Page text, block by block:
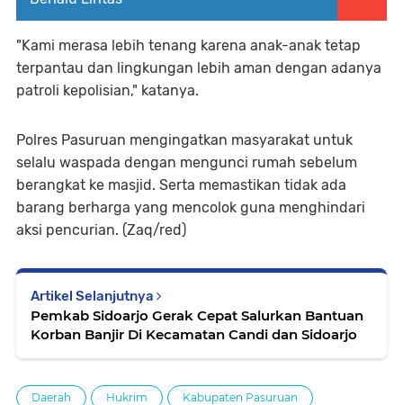
"Kami merasa lebih tenang karena anak-anak tetap
terpantau dan lingkungan lebih aman dengan adanya
patroli kepolisian," katanya.
Polres Pasuruan mengingatkan masyarakat untuk
selalu waspada dengan mengunci rumah sebelum
berangkat ke masjid. Serta memastikan tidak ada
barang berharga yang mencolok guna menghindari
aksi pencurian. (Zaq/red)
Artikel Selanjutnya
Pemkab Sidoarjo Gerak Cepat Salurkan Bantuan
Korban Banjir Di Kecamatan Candi dan Sidoarjo
Daerah Hukrim Kabupaten Pasuruan